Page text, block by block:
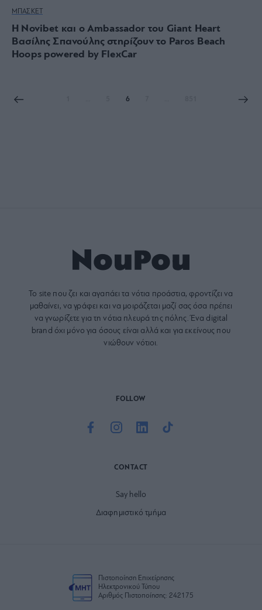
ΜΠΑΣΚΕΤ
Η Novibet και ο Ambassador του Giant Heart
Βασίλης Σπανούλης στηρίζουν το Paros Beach
Hoops powered by FlexCar
6
Το site που ζει και αγαπάει τα νότια προάστια, φροντίζει να
μαθαίνει, να γράφει και να μοιράζεται μαζί σας όσα πρέπει
να γνωρίζετε για τη νότια πλευρά της πόλης. Ένα digital
brand όχι μόνο για όσους είναι αλλά και για εκείνους που
νιώθουν νότιοι.
FOLLOW
CONTACT
Say hello
Διαφημιστικό τμήμα
Πιστοποίηση Επιχείρησης
Ηλεκτρονικού Τύπου
Αριθμός Πιστοποίησης: 242175